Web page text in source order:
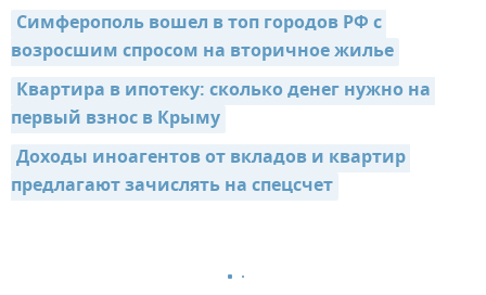
Симферополь вошел в топ городов РФ с
возросшим спросом на вторичное жилье
Квартира в ипотеку: сколько денег нужно на
первый взнос в Крыму
Доходы иноагентов от вкладов и квартир
предлагают зачислять на спецсчет